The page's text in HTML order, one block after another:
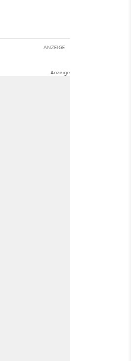
ANZEIGE